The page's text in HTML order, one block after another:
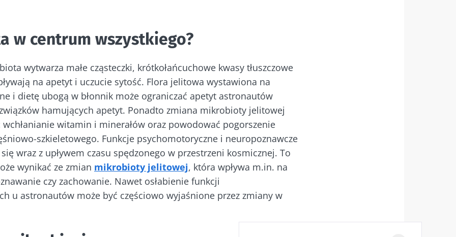
w centrum wszystkiego?
wytwarza małe cząsteczki, krótkołańcuchowe kwasy tłuszczowe
na apetyt i uczucie sytość. Flora jelitowa wystawiona na
i dietę ubogą w błonnik może ograniczać apetyt astronautów
hamujących apetyt. Ponadto zmiana mikrobioty jelitowej
wchłanianie witamin i minerałów oraz powodować pogorszenie
szkieletowego. Funkcje psychomotoryczne i neuropoznawcze
wraz z upływem czasu spędzonego w przestrzeni kosmicznej. To
wynikać ze zmian mikrobioty jelitowej, która wpływa m.in. na
czy zachowanie. Nawet osłabienie funkcji
u astronautów może być częściowo wyjaśnione przez zmiany w
tak szybko!
mikrobioty i raz w miesiącu odbieraj „The Essential”, aby
najnowszymi informacjami o mikrobiocie